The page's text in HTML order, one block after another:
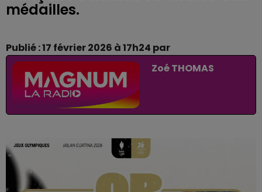
médailles.
Publié : 17 février 2026 à 17h24 par
Zoé THOMAS